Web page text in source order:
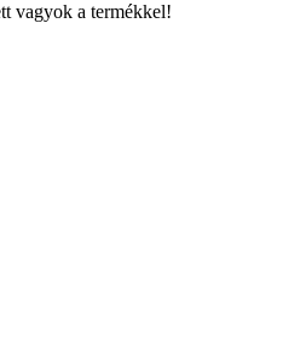
vagyok a termékkel!